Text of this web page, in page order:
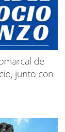
de
junto con